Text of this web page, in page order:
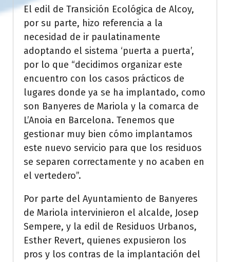
El edil de Transición Ecológica de Alcoy,
por su parte, hizo referencia a la
necesidad de ir paulatinamente
adoptando el sistema ‘puerta a puerta’,
por lo que “decidimos organizar este
encuentro con los casos prácticos de
lugares donde ya se ha implantado, como
son Banyeres de Mariola y la comarca de
L’Anoia en Barcelona. Tenemos que
gestionar muy bien cómo implantamos
este nuevo servicio para que los residuos
se separen correctamente y no acaben en
el vertedero”.
Por parte del Ayuntamiento de Banyeres
de Mariola intervinieron el alcalde, Josep
Sempere, y la edil de Residuos Urbanos,
Esther Revert, quienes expusieron los
pros y los contras de la implantación del